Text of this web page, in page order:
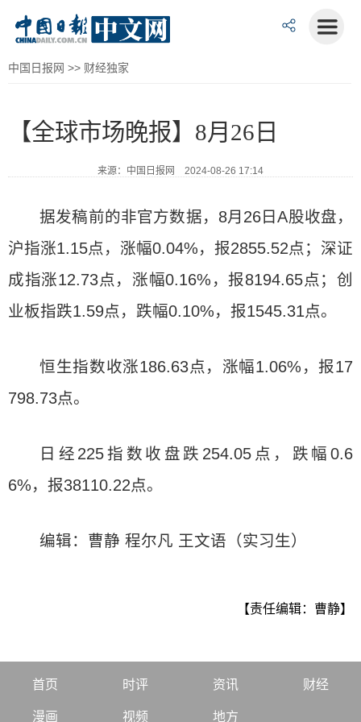
中国日报网 >> 财经独家
【全球市场晚报】8月26日
来源：中国日报网 2024-08-26 17:14
据发稿前的非官方数据，8月26日A股收盘，
沪指涨1.15点，涨幅0.04%，报2855.52点；深证
成指涨12.73点，涨幅0.16%，报8194.65点；创
业板指跌1.59点，跌幅0.10%，报1545.31点。
恒生指数收涨186.63点，涨幅1.06%，报17
798.73点。
日经225指数收盘跌254.05点，跌幅0.6
6%，报38110.22点。
编辑：曹静 程尔凡 王文语（实习生）
【责任编辑：曹静】
首页 时评 资讯 财经
漫画 视频 地方